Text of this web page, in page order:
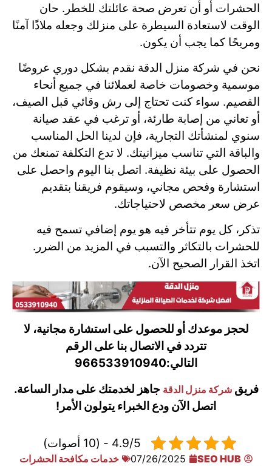
الحشرات أو أن تعرض صحة عائلتك للخطر. حان
الوقت لاستعادة السيطرة على منزلك وجعله ملاذًا آمنًا
ومريحًا كما يجب أن يكون.
نحن في شركة منزل الدقة نقدم بشكل دوري عروضًا
موسمية وخصومات خاصة لعملائنا في جميع أنحاء
القصيم. سواء كنت تحتاج إلى رش وقائي قبل الصيف،
أو تعاني من إصابة طارئة، أو ترغب في عقد صيانة
سنوي لمنشأتك التجارية، فإن لدينا الحل المناسب
والباقة التي تناسب ميزانيتك. لا تدع التكلفة تمنعك من
الحصول على بيئة نظيفة. اتصل بنا اليوم واحصل على
استشارة وفحص مجاني، وسيقوم فريقنا بتقديم
عرض سعر مخصص لاحتياجاتك.
تذكر، كل يوم تتأخر فيه هو يوم إضافي تسمح فيه
للحشرات بالتكاثر والتسبب في المزيد من الضرر.
اتخذ القرار الصحيح الآن.
لحجز موعدك أو للحصول على استشارة مجانية، لا
تتردد في الاتصال بنا على الرقم
التالي:966533910940
فريقشركة منزل الدقة جاهز لخدمتك على مدار الساعة.
اتصل الآن ودع الخبراء يتولون الأمر!
4.9/5 - (10 أصوات)
SEO HUB
07/26/2025
خدمات مكافحة الحشرات